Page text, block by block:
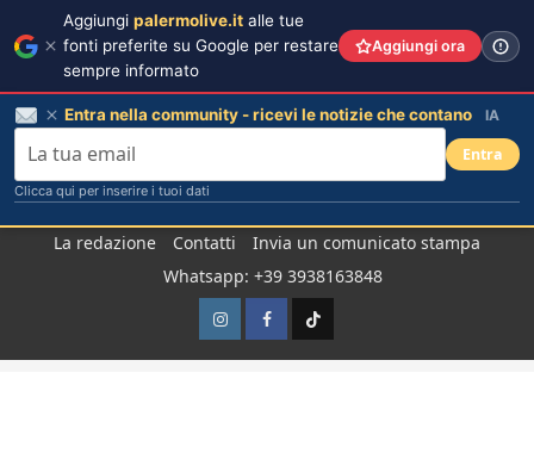
La redazione Contatti
Invia un comunicato stampa
Whatsapp: +39 3938163848
InstagramFacebook
TikTok
Aggiungi palermolive.it alle tue
fonti preferite su Google per restare
sempre informato
Aggiungi ora
Entra nella community - ricevi le notizie che contano IA
Entra
Clicca qui per inserire i tuoi dati